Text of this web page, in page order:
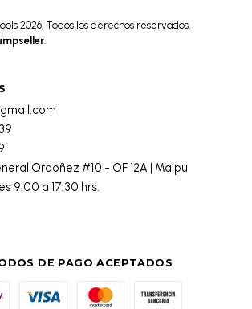
2026. Todos los derechos reservados.
.
Ordoñez #10 - OF 12A | Maipú
9:00 a 17:30 hrs.
DE PAGO ACEPTADOS